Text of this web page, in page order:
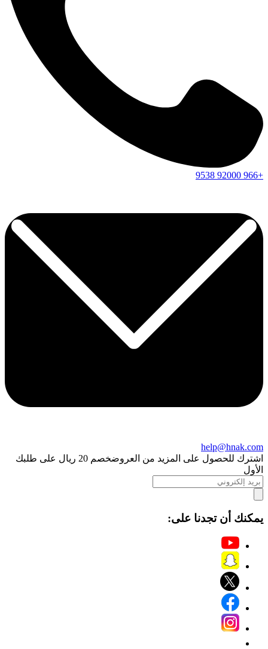
+966
92000
9538
help@hnak.com
اشترك للحصول على المزيد من العروض
خصم 20 ريال على طلبك
الأول
يمكنك أن تجدنا على: